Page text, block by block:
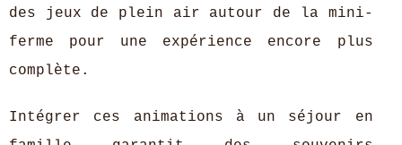
des jeux de plein air autour de la mini-
ferme pour une expérience encore plus
complète.
Intégrer ces animations à un séjour en